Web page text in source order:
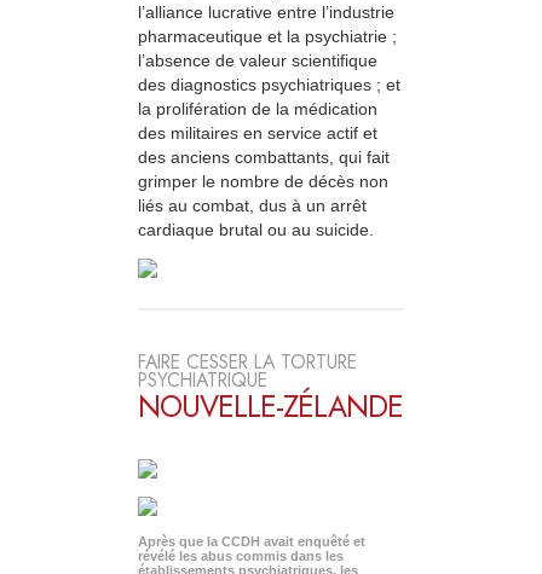
l’alliance lucrative entre l’industrie
pharmaceutique et la psychiatrie ;
l’absence de valeur scientifique
des diagnostics psychiatriques ; et
la prolifération de la médication
des militaires en service actif et
des anciens combattants, qui fait
grimper le nombre de décès non
liés au combat, dus à un arrêt
cardiaque brutal ou au suicide.
FAIRE CESSER LA TORTURE
PSYCHIATRIQUE
NOUVELLE-ZÉLANDE
Après que la CCDH avait enquêté et
révélé les abus commis dans les
établissements psychiatriques, les